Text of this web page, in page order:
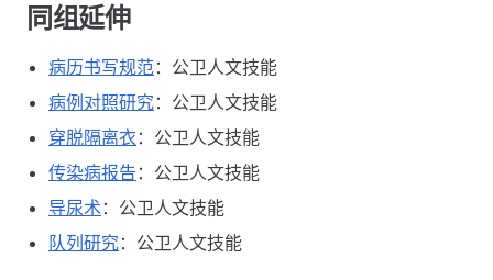
同组延伸
病历书写规范：公卫人文技能
病例对照研究：公卫人文技能
穿脱隔离衣 ：公卫人文技能
传染病报告 ：公卫人文技能
导尿术：公卫人文技能
队列研究：公卫人文技能